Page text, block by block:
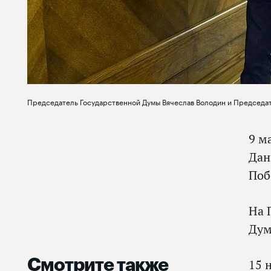
Председатель Государственной Думы Вячеслав Володин и
9
На
Смотрите также 15